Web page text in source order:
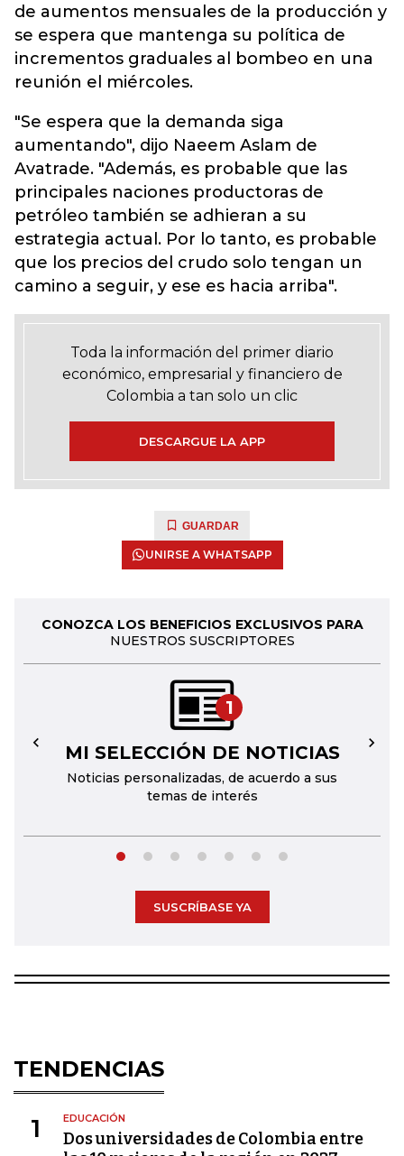
de aumentos mensuales de la producción y
se espera que mantenga su política de
incrementos graduales al bombeo en una
reunión el miércoles.
"Se espera que la demanda siga
aumentando", dijo Naeem Aslam de
Avatrade. "Además, es probable que las
principales naciones productoras de
petróleo también se adhieran a su
estrategia actual. Por lo tanto, es probable
que los precios del crudo solo tengan un
camino a seguir, y ese es hacia arriba".
Toda la información del primer diario
económico, empresarial y financiero de
Colombia a tan solo un clic
DESCARGUE LA APP
GUARDAR
UNIRSE A WHATSAPP
CONOZCA LOS BENEFICIOS EXCLUSIVOS PARA
NUESTROS SUSCRIPTORES
1
MI SELECCIÓN DE NOTICIAS
Noticias personalizadas, de acuerdo a sus
temas de interés
← →
SUSCRÍBASE YA
TENDENCIAS
1 EDUCACIÓN
Dos universidades de Colombia entre